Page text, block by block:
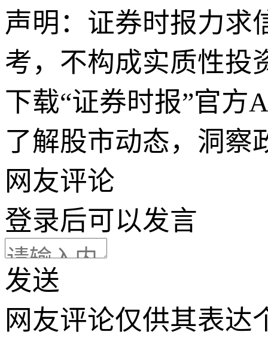
声明：证券时报力求
考，不构成实质性投
下载“证券时报”官方
了解股市动态，洞察
网友评论
登录后可以发言
发送
网友评论仅供其表达